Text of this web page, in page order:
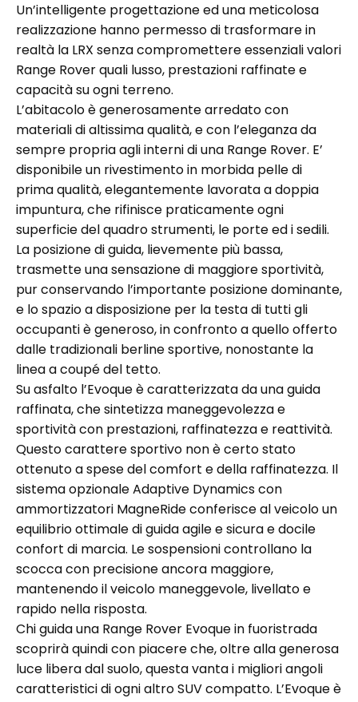
Un’intelligente progettazione ed una meticolosa
realizzazione hanno permesso di trasformare in
realtà la LRX senza compromettere essenziali valori
Range Rover quali lusso, prestazioni raffinate e
capacità su ogni terreno.
L’abitacolo è generosamente arredato con
materiali di altissima qualità, e con l’eleganza da
sempre propria agli interni di una Range Rover. E’
disponibile un rivestimento in morbida pelle di
prima qualità, elegantemente lavorata a doppia
impuntura, che rifinisce praticamente ogni
superficie del quadro strumenti, le porte ed i sedili.
La posizione di guida, lievemente più bassa,
trasmette una sensazione di maggiore sportività,
pur conservando l’importante posizione dominante,
e lo spazio a disposizione per la testa di tutti gli
occupanti è generoso, in confronto a quello offerto
dalle tradizionali berline sportive, nonostante la
linea a coupé del tetto.
Su asfalto l’Evoque è caratterizzata da una guida
raffinata, che sintetizza maneggevolezza e
sportività con prestazioni, raffinatezza e reattività.
Questo carattere sportivo non è certo stato
ottenuto a spese del comfort e della raffinatezza. Il
sistema opzionale Adaptive Dynamics con
ammortizzatori MagneRide conferisce al veicolo un
equilibrio ottimale di guida agile e sicura e docile
confort di marcia. Le sospensioni controllano la
scocca con precisione ancora maggiore,
mantenendo il veicolo maneggevole, livellato e
rapido nella risposta.
Chi guida una Range Rover Evoque in fuoristrada
scoprirà quindi con piacere che, oltre alla generosa
luce libera dal suolo, questa vanta i migliori angoli
caratteristici di ogni altro SUV compatto. L’Evoque è